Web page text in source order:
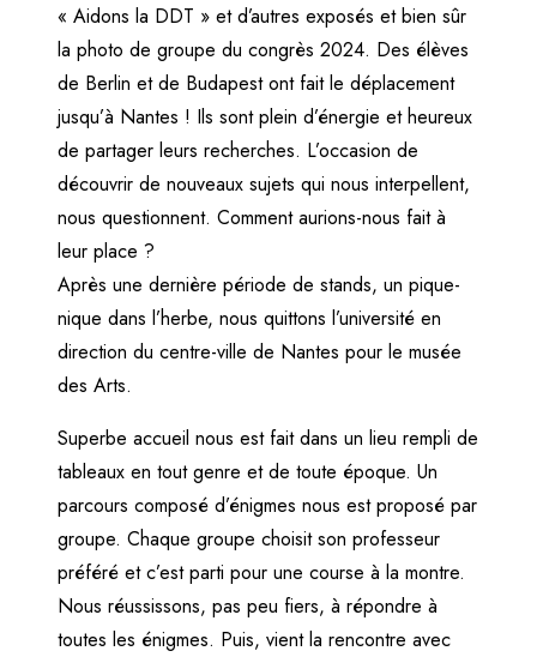
« Aidons la DDT » et d’autres exposés et bien sûr
la photo de groupe du congrès 2024. Des élèves
de Berlin et de Budapest ont fait le déplacement
jusqu’à Nantes ! Ils sont plein d’énergie et heureux
de partager leurs recherches. L’occasion de
découvrir de nouveaux sujets qui nous interpellent,
nous questionnent. Comment aurions-nous fait à
leur place ?
Après une dernière période de stands, un pique-
nique dans l’herbe, nous quittons l’université en
direction du centre-ville de Nantes pour le musée
des Arts.
Superbe accueil nous est fait dans un lieu rempli de
tableaux en tout genre et de toute époque. Un
parcours composé d’énigmes nous est proposé par
groupe. Chaque groupe choisit son professeur
préféré et c’est parti pour une course à la montre.
Nous réussissons, pas peu fiers, à répondre à
toutes les énigmes. Puis, vient la rencontre avec